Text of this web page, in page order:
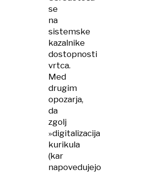
se
na
sistemske
kazalnike
dostopnosti
vrtca.
Med
drugim
opozarja,
da
zgolj
»digitalizacija
kurikula
(kar
napovedujejo